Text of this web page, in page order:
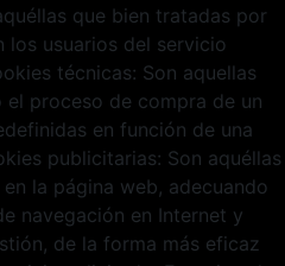
que bien tratadas por
usuarios del servicio
técnicas: Son aquellas
proceso de compra de un
en función de una
publicitarias: Son aquéllas
la página web, adecuando
navegación en Internet y
de la forma más eficaz